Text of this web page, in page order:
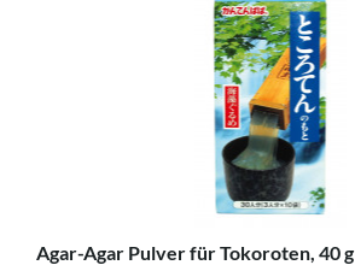
Agar-Agar Pulver für Tokoroten, 40 g